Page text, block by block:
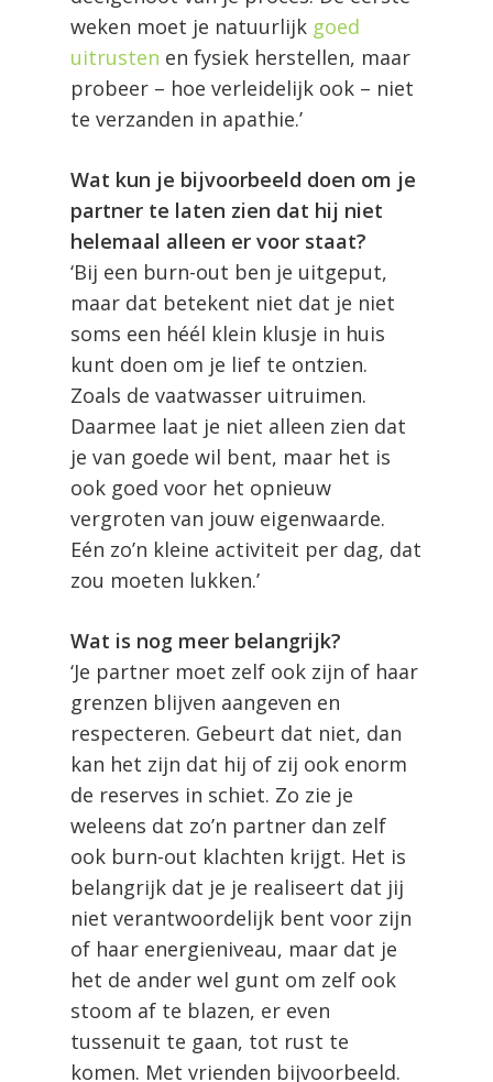
weken moet je natuurlijk goed
uitrusten en fysiek herstellen, maar
probeer – hoe verleidelijk ook – niet
te verzanden in apathie.’
Wat kun je bijvoorbeeld doen om je
partner te laten zien dat hij niet
helemaal alleen er voor staat?
‘Bij een burn-out ben je uitgeput,
maar dat betekent niet dat je niet
soms een héél klein klusje in huis
kunt doen om je lief te ontzien.
Zoals de vaatwasser uitruimen.
Daarmee laat je niet alleen zien dat
je van goede wil bent, maar het is
ook goed voor het opnieuw
vergroten van jouw eigenwaarde.
Eén zo’n kleine activiteit per dag, dat
zou moeten lukken.’
Wat is nog meer belangrijk?
‘Je partner moet zelf ook zijn of haar
grenzen blijven aangeven en
respecteren. Gebeurt dat niet, dan
kan het zijn dat hij of zij ook enorm
de reserves in schiet. Zo zie je
weleens dat zo’n partner dan zelf
ook burn-out klachten krijgt. Het is
belangrijk dat je je realiseert dat jij
niet verantwoordelijk bent voor zijn
of haar energieniveau, maar dat je
het de ander wel gunt om zelf ook
stoom af te blazen, er even
tussenuit te gaan, tot rust te
komen. Met vrienden bijvoorbeeld.